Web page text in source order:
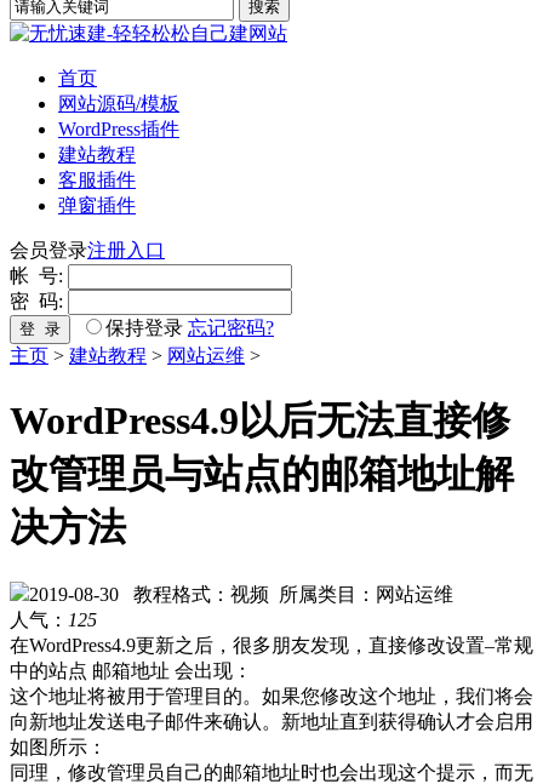
首页
网站源码/模板
WordPress插件
建站教程
客服插件
弹窗插件
会员登录注册入口
帐 号:
密 码:
登 录 保持登录 忘记密码?
主页 > 建站教程 > 网站运维 >
WordPress4.9以后无法直接修
改管理员与站点的邮箱地址解
决方法
2019-08-30 教程格式：视频
所属类目：网站运维
人气： 125
在WordPress4.9更新之后，很多朋友发现，直接修改设置–常规
中的站点 邮箱地址 会出现：
这个地址将被用于管理目的。如果您修改这个地址，我们将会
向新地址发送电子邮件来确认。新地址直到获得确认才会启用
如图所示：
同理，修改管理员自己的邮箱地址时也会出现这个提示，而无